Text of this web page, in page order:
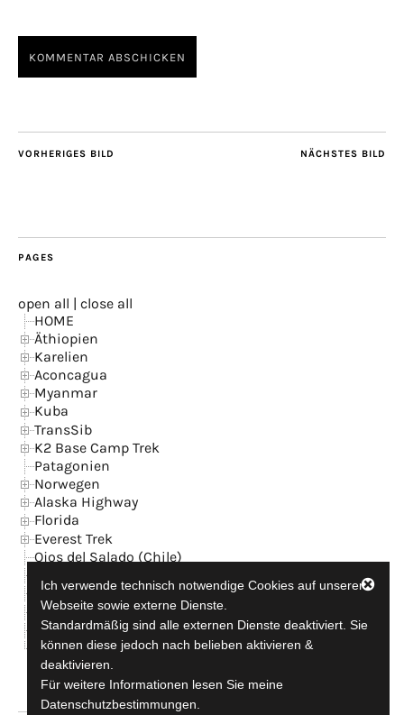
NÄCHSTES BILD
VORHERIGES BILD
PAGES
open all | close all
HOME
Äthiopien
Karelien
Aconcagua
Myanmar
Kuba
TransSib
K2 Base Camp Trek
Patagonien
Norwegen
Alaska Highway
Florida
Everest Trek
Ojos del Salado (Chile)
News
Kontakt + GB
Datenschutzerklärung
Impressum
Ich verwende technisch notwendige Cookies auf unserer
Webseite sowie externe Dienste.
Standardmäßig sind alle externen Dienste deaktiviert. Sie
können diese jedoch nach belieben aktivieren &
deaktivieren.
Für weitere Informationen lesen Sie meine
Datenschutzbestimmungen.